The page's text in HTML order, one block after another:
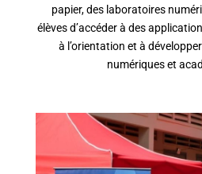
papier, des laboratoires
élèves d’accéder à des
à l’orientation et à
numériques et